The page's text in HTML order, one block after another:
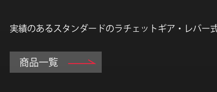
実績のあるスタンダードのラチェットギア・レバー
商品一覧